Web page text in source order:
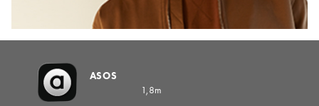
ASOS
1,8m